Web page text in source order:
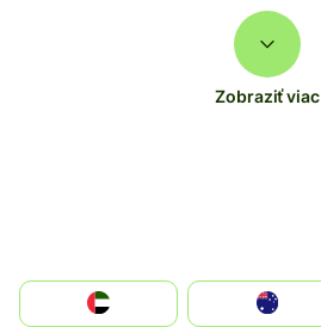
Zobraziť viac
الإمارات العربية المتحدة